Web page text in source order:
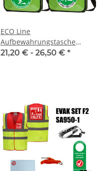
ECO Line
Aufbewahrungstasche
Berlin Evak oder
21,20 € - 26,50 € *